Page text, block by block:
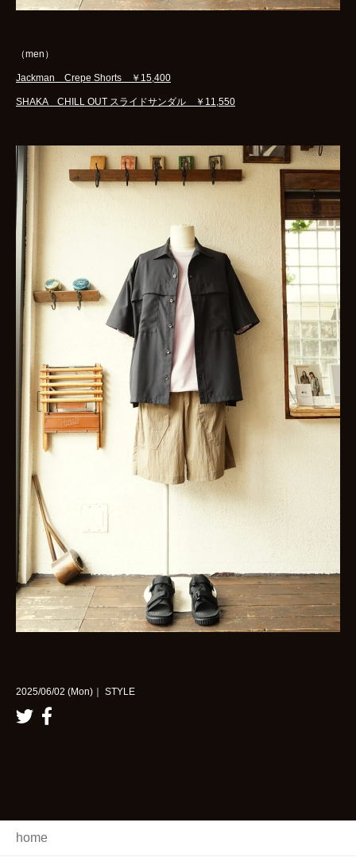
（men）
Jackman Crepe Shorts ￥15,400
SHAKA CHILL OUT スライドサンダル ￥11,550
2025/06/02 (Mon)｜ STYLE
home